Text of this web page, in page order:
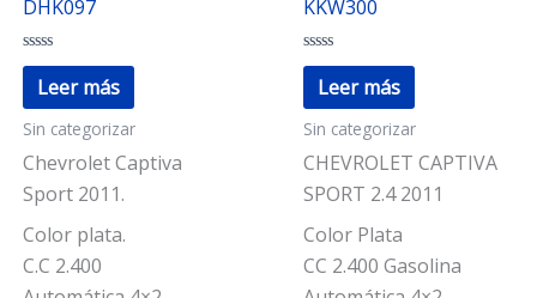
DHK097
Valorado
con
de
5
Leer más
Sin categorizar
Chevrolet Captiva
Sport 2011.
Color plata.
C.C 2.400
KKW300
Valorado
con
de
5
Leer más
Sin categorizar
CHEVROLET CAPTIVA
SPORT 2.4 2011
Color Plata
CC 2.400 Gasolina